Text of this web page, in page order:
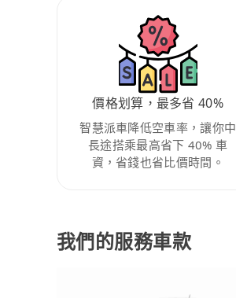
價格划算，最多省 40%
智慧派車降低空車率，讓你中
長途搭乘最高省下 40% 車
資，省錢也省比價時間。
我們的服務車款